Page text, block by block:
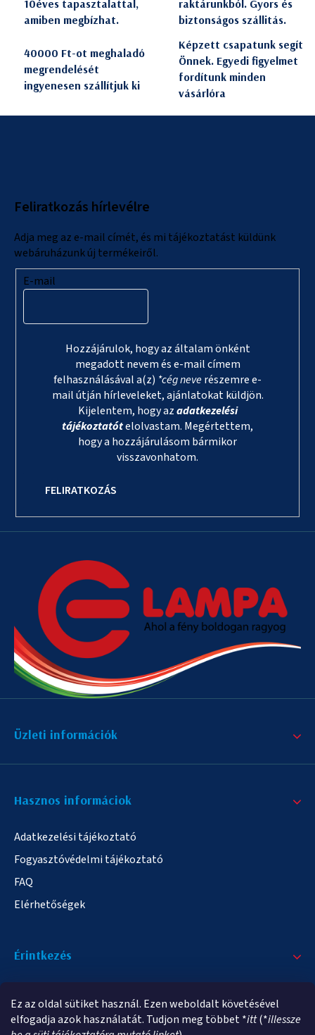
Ez az oldal sütiket használ. Ezen weboldalt követésével
elfogadja azok használatát. Tudjon meg többet *itt(*illessze
10éves tapasztalattal,
amiben megbízhat.
raktárunkból. Gyors és
biztonságos szállitás.
40000 Ft-ot meghaladó
megrendelését
ingyenesen szállítjuk ki
Képzett csapatunk segít
Önnek. Egyedi figyelmet
fordítunk minden
vásárlóra
Feliratkozás hírlevélre
Adja meg az e-mail címét, és mi tájékoztatást küldünk
webáruházunk új termékeiről.
E-mail
Hozzájárulok, hogy az általam önként
megadott nevem és e-mail címem
felhasználásával a(z) *cég neverészemre e-
mail útján hírleveleket, ajánlatokat küldjön.
Kijelentem, hogy azadatkezelési
tájékoztatótelolvastam. Megértettem,
hogy a hozzájárulásom bármikor
visszavonhatom.
FELIRATKOZÁS
Üzleti információk
Hasznos informáciok
Adatkezelési tájékoztató
Fogyasztóvédelmi tájékoztató
FAQ
Elérhetőségek
Érintkezés
info@elampa.hu